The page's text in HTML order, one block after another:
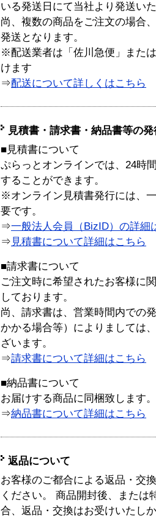
いる発送日にて当社より発送い
尚、複数の商品をご注文の場合
発送となります。
※配送業者は「佐川急便」また
けます
⇒配送について詳しくはこちら
見積書・請求書・納品書等の
■見積書について
ぷらっとオンラインでは、24時
することができます。
※オンライン見積書発行には、
要です。
⇒一般法人会員（BizID）の詳細
⇒ 見積書について詳細はこちら
■請求書について
ご注文時に希望されたお客様に
しております。
尚、請求書は、営業時間内での
かかる場合等）によりましては
ざいます。
⇒請求書について詳細はこちら
■納品書について
お届けする商品に同梱致します。
⇒納品書について詳細はこちら
返品について
お客様のご都合による返品・交
ください。 商品開封後、または
合、返品・交換はお受けいたし